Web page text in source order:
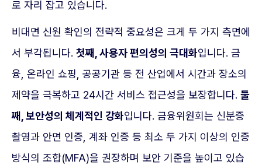
로 자리 잡고 있습니다.
비대면 신원 확인의 전략적 중요성은 크게 두 가지 측면에
서 부각됩니다. 첫째, 사용자 편의성의 극대화입니다. 금
융, 온라인 쇼핑, 공공기관 등 전 산업에서 시간과 장소의
제약을 극복하고 24시간 서비스 접근성을 보장합니다. 둘
째, 보안성의 체계적인 강화입니다. 금융위원회는 신분증
촬영과 안면 인증, 계좌 인증 등 최소 두 가지 이상의 인증
방식의 조합(MFA)을 권장하며 보안 기준을 높이고 있습